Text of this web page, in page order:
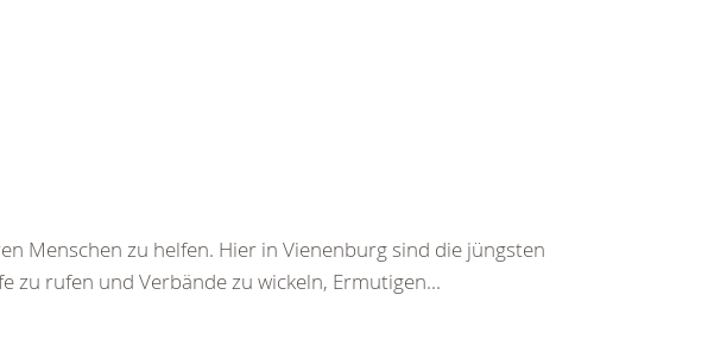
Menschen zu helfen. Hier in Vienenburg sind die jüngsten
zu rufen und Verbände zu wickeln, Ermutigen...